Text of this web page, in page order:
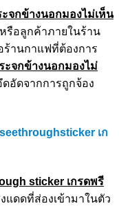
จกข้างนอกมองไม่เห็น
รือลูกค้าภายในร้าน
านกาแฟที่ต้องการ
ะจกข้างนอกมองไม่
อัดจากการถูกจ้อง
เก
sticker เกรดพรี
ดดที่ส่องเข้ามาในตัว